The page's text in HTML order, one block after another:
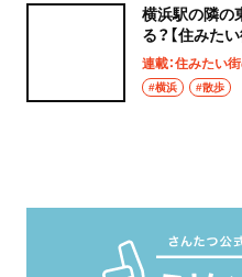
横浜駅の隣の
る？【住みた
連載：住みたい
#横浜 #散歩